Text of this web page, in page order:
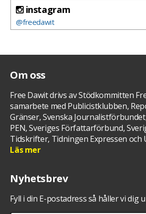
instagram
@freedawit
Om oss
Free Dawit drivs av Stödkommitten
samarbete med Publicistklubben,
Gränser, Svenska
PEN, Sveriges Författarförbund,
Tidskrifter, Tidningen Expressen och
Läs mer
Nyhetsbrev
Fyll i din E-postadress så håller vi dig